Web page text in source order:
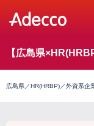
【広島県
広島県／HR(HRBP)／外資系企